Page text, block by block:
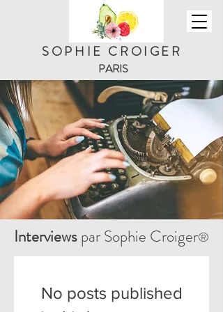
SOPHIE CROIGER
PARIS
Interviewspar Sophie Croiger®
No posts published